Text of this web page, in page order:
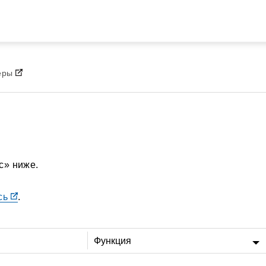
ниже.
.
Функция